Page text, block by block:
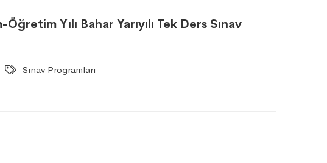
Yılı Bahar Yarıyılı Tek Ders Sınav
Sınav Programları